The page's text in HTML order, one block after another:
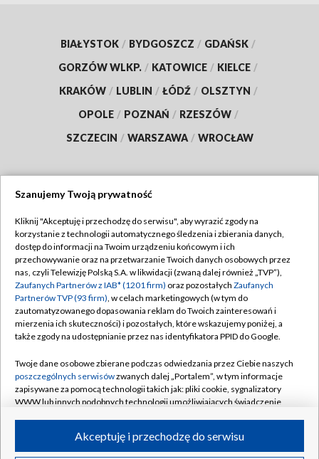
BIAŁYSTOK / BYDGOSZCZ / GDAŃSK /
GORZÓW WLKP. / KATOWICE / KIELCE /
KRAKÓW / LUBLIN / ŁÓDŹ / OLSZTYN /
OPOLE / POZNAŃ / RZESZÓW /
SZCZECIN / WARSZAWA / WROCŁAW
TVP
Abonament TVP
Emisja w TVP
Centrum informacji TVP
Naziemna Telewizja Cyfrowa
Rada Programowa
System NOS
Informacje o nadawcy
Program dla prasy
Regulamin TVP
Polityka prywatności
Moje zgody
Pomoc
Kontakt
Kanały
Szanujemy Twoją prywatność
Kliknij "Akceptuję i przechodzę do serwisu", aby wyrazić zgody na
korzystanie z technologii automatycznego śledzenia i zbierania danych,
dostęp do informacji na Twoim urządzeniu końcowym i ich
przechowywanie oraz na przetwarzanie Twoich danych osobowych przez
nas, czyli Telewizję Polską S.A. w likwidacji (zwaną dalej również „TVP”),
Zaufanych Partnerów z IAB* (1201 firm) oraz pozostałych Zaufanych
Partnerów TVP (93 firm), w celach marketingowych (w tym do
zautomatyzowanego dopasowania reklam do Twoich zainteresowań i
mierzenia ich skuteczności) i pozostałych, które wskazujemy poniżej, a
także zgody na udostępnianie przez nas identyfikatora PPID do Google.
Twoje dane osobowe zbierane podczas odwiedzania przez Ciebie naszych
poszczególnych serwisówzwanych dalej „Portalem”, w tym informacje
zapisywane za pomocą technologii takich jak: pliki cookie, sygnalizatory
WWW lub innych podobnych technologii umożliwiających świadczenie
ruchu w Internecie.Akceptuję i przechodzę do serwisu